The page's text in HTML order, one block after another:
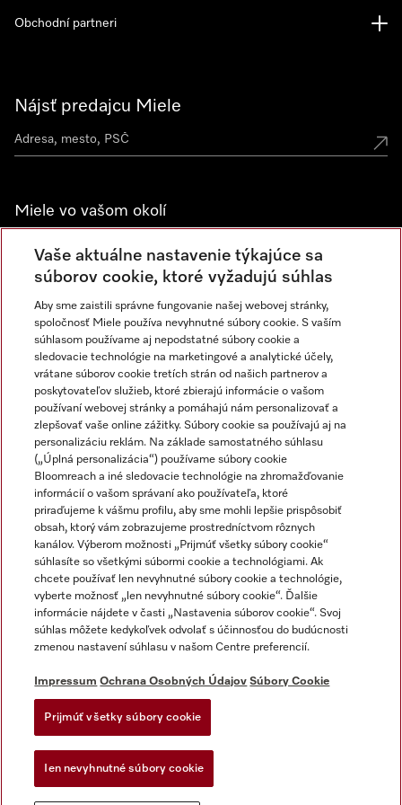
Nájsť predajcu Miele
Miele vo vašom okolí
Spoznajte predajne Miele
Newsletter
Obchodní partneri
Impressum
Obchodné podmienky
Ochrana osobných údajov
Dodacie podmienky
Akt o digitalnych sluzbach
Miele na Instagrame
Miele na YouTube
Vaše aktuálne nastavenie týkajúce sa
súborov cookie, ktoré vyžadujú súhlas
Aby sme zaistili správne fungovanie našej webovej stránky,
spoločnosť Miele používa nevyhnutné súbory cookie. S vaším
súhlasom používame aj nepodstatné súbory cookie a
sledovacie technológie na marketingové a analytické účely,
vrátane súborov cookie tretích strán od našich partnerov a
poskytovateľov služieb, ktoré zbierajú informácie o vašom
používaní webovej stránky a pomáhajú nám personalizovať a
zlepšovať vaše online zážitky. Súbory cookie sa používajú aj na
personalizáciu reklám. Na základe samostatného súhlasu
(„Úplná personalizácia“) používame súbory cookie
Bloomreach a iné sledovacie technológie na zhromažďovanie
informácií o vašom správaní ako používateľa, ktoré
priraďujeme k vášmu profilu, aby sme mohli lepšie prispôsobiť
obsah, ktorý vám zobrazujeme prostredníctvom rôznych
kanálov. Výberom možnosti „Prijmúť všetky súbory cookie“
súhlasíte so všetkými súbormi cookie a technológiami. Ak
chcete používať len nevyhnutné súbory cookie a technológie,
vyberte možnosť „len nevyhnutné súbory cookie“. Ďalšie
informácie nájdete v časti „Nastavenia súborov cookie“. Svoj
súhlas môžete kedykoľvek odvolať s účinnosťou do budúcnosti
zmenou nastavení súhlasu v našom Centre preferencií.
Impressum Ochrana Osobných Údajov Súbory Cookie
Prijmúť všetky súbory cookie
Ien nevyhnutné súbory cookie